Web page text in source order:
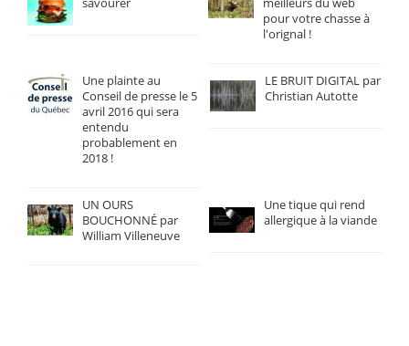
pour votre chasse à
l'orignal !
Une plainte au
Conseil de presse le 5
avril 2016 qui sera
entendu
probablement en
2018 !
LE BRUIT DIGITAL par
Christian Autotte
UN OURS
BOUCHONNÉ par
William Villeneuve
Une tique qui rend
allergique à la viande